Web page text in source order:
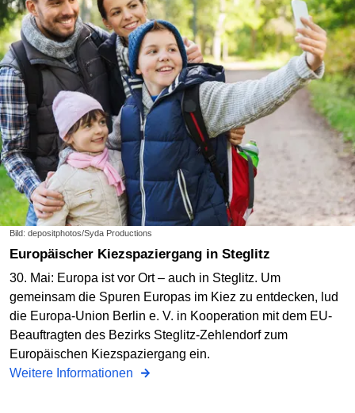
Bild: depositphotos/Syda Productions
Europäischer Kiezspaziergang in Steglitz
30. Mai: Europa ist vor Ort – auch in Steglitz. Um
gemeinsam die Spuren Europas im Kiez zu entdecken, lud
die Europa-Union Berlin e. V. in Kooperation mit dem EU-
Beauftragten des Bezirks Steglitz-Zehlendorf zum
Europäischen Kiezspaziergang ein.
Weitere Informationen